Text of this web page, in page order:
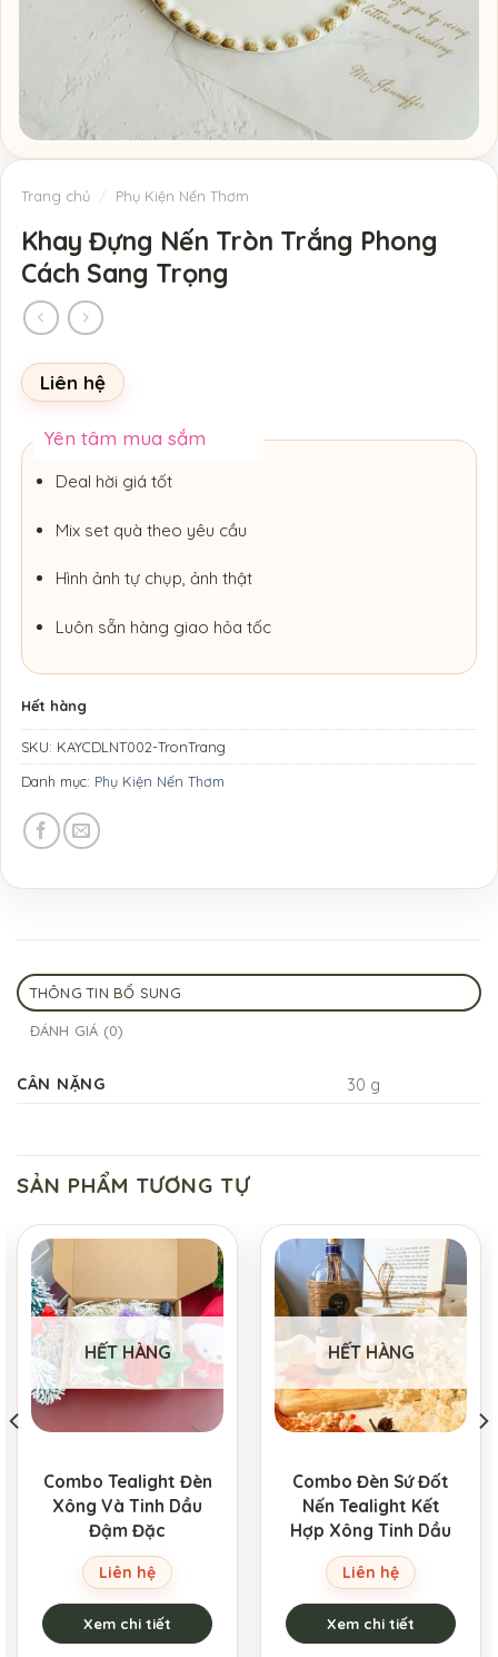
Trang chủ / Phụ Kiện Nến Thơm
Khay Đựng Nến Tròn Trắng Phong
Cách Sang Trọng
Liên hệ
Yên tâm mua sắm
Deal hời giá tốt
Mix set quà theo yêu cầu
Hình ảnh tự chụp, ảnh thật
Luôn sẵn hàng giao hỏa tốc
Hết hàng
SKU: KAYCDLNT002-TronTrang
Danh mục: Phụ Kiện Nến Thơm
THÔNG TIN BỔ SUNG
ĐÁNH GIÁ (0)
CÂN NẶNG 30 g
SẢN PHẨM TƯƠNG TỰ
HẾT HÀNG
Combo Tealight Đèn
Xông Và Tinh Dầu
Đậm Đặc
Liên hệ
Xem chi tiết
HẾT HÀNG
Combo Đèn Sứ Đốt
Nến Tealight Kết
Hợp Xông Tinh Dầu
Liên hệ
Xem chi tiết